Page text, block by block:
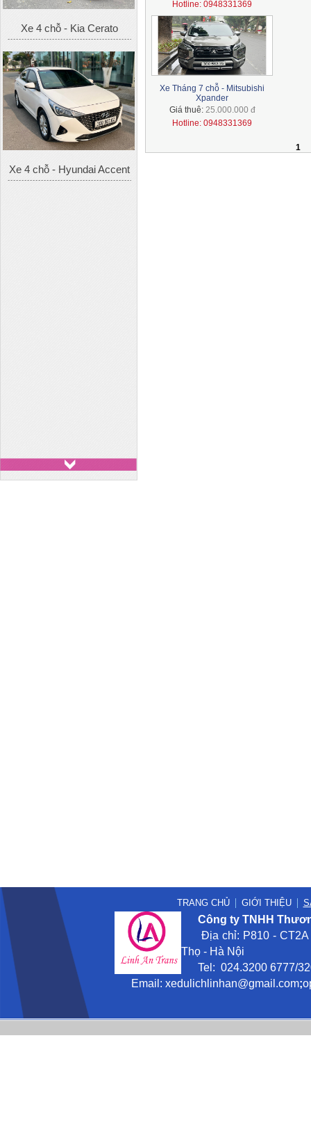
Hotline: 0948331369
Xe Tháng 7 chỗ - Mitsubishi
Xpander
Giá thuê: 25.000.000 đ
Hotline: 0948331369
1
TRANG CHỦ GIỚI THIỆU
Công ty TNHH
Địa chỉ: P810 - CT2A
Thọ - Hà Nội
Tel: 024.3200 6777/
Email: xedulichlinhan@gmail .com;